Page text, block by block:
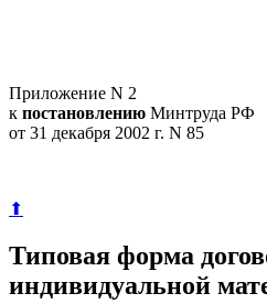
Приложение N 2
к постановлению Минтруда РФ
от 31 декабря 2002 г. N 85
⬆
Типовая форма
индивидуальной